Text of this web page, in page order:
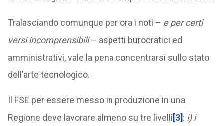
Tralasciando comunque per ora i noti – e per certi
versi incomprensibili– aspetti burocratici ed
amministrativi, vale la pena concentrarsi sullo stato
dell’arte tecnologico.
Il FSE per essere messo in produzione in una
Regione deve lavorare almeno su tre livelli[3]: i) i